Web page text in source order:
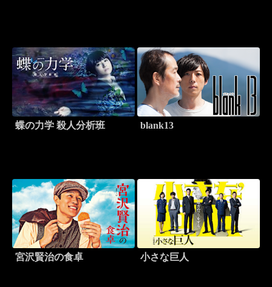
蝶の力学 殺人分析班 blank13
宮沢賢治の食卓 小さな巨人